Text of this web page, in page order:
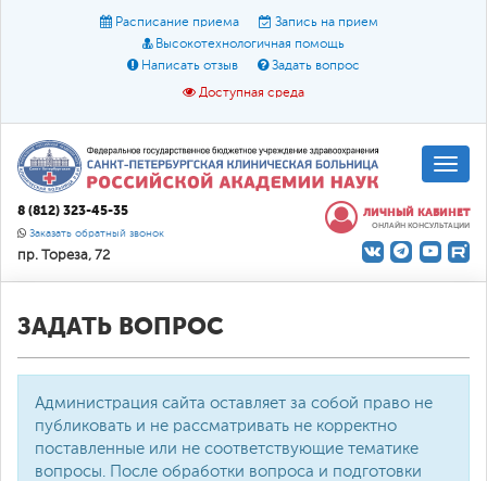
Расписание приема
Запись на прием
Высокотехнологичная помощь
Написать отзыв
Задать вопрос
Доступная среда
Размер шрифта: A A A
Цвет:
О доступной среде
8 (812) 323-45-35
Заказать обратный звонок
пр. Тореза, 72
ЛИЧНЫЙ КАБИНЕТ
ОНЛАЙН КОНСУЛЬТАЦИИ
ЗАДАТЬ ВОПРОС
Администрация сайта оставляет за собой право не
публиковать и не рассматривать не корректно
поставленные или не соответствующие тематике
вопросы. После обработки вопроса и подготовки